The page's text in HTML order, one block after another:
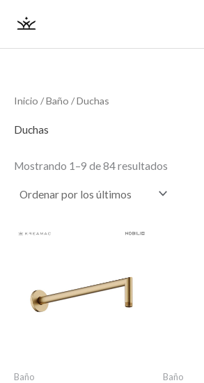
contenido
Inicio /Baño / Duchas
Duchas
Mostrando 1–9 de 84 resultados
Baño Baño